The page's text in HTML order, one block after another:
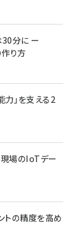
30分に ー
り方
力」を支える2
場のIoTデー
トの精度を高め